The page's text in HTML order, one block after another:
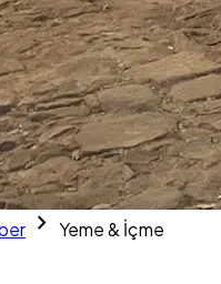
chevron_right Yeme & İçme